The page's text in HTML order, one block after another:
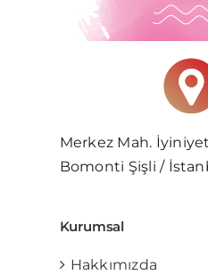
Merkez Mah.
Bomonti Şişli /
Kurumsal
Hakkımızda